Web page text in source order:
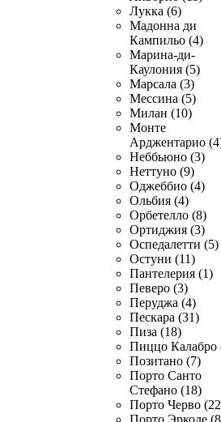
Лукка (6)
Мадонна ди
Кампильо (4)
Марина-ди-
Каулония (5)
Марсала (3)
Мессина (5)
Милан (10)
Монте
Арджентарио
Неббьюно (3)
Неттуно (9)
Оджеббио (4)
Ольбия (4)
Орбетелло (8)
Ортиджия (3)
Оспедалетти (5)
Остуни (11)
Пантелерия (1)
Певеро (3)
Перуджа (4)
Пескара (31)
Пиза (18)
Пиццо Калабро
Позитано (7)
Порто Санто
Стефано (18)
Порто Черво
Порто Эрколе